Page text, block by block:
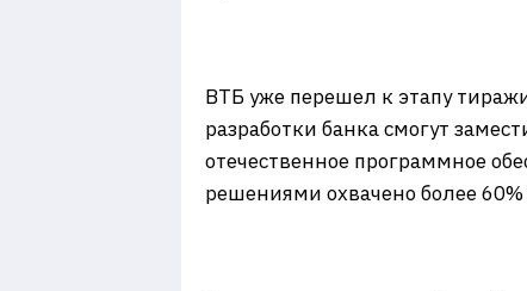
ВТБ уже перешел к этапу
разработки банка смогут
отечественное программное
решениями охвачено более